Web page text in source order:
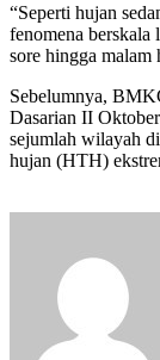
“Seperti hujan
fenomena berskala
sore hingga malam
Sebelumnya,
Dasarian II
sejumlah wilayah
hujan (HTH)